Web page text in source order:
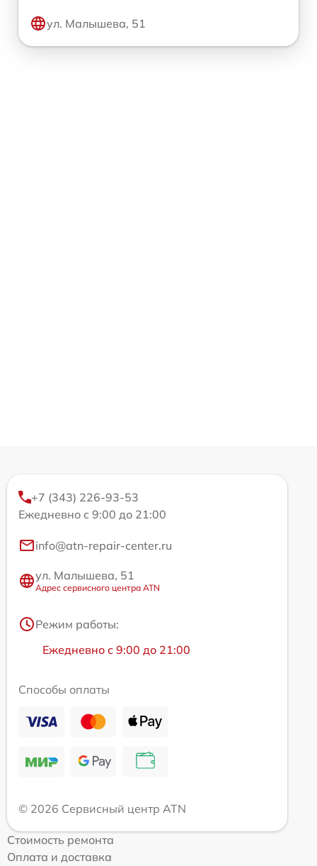
ул. Малышева, 51
+7 (343) 226-93-53
Ежедневно с 9:00 до 21:00
info@atn-repair-center.ru
ул. Малышева, 51
Адрес сервисного центра ATN
Режим работы:
Ежедневно с 9:00 до 21:00
Способы оплаты
© 2026 Сервисный центр ATN
Стоимость ремонта
Оплата и доставка